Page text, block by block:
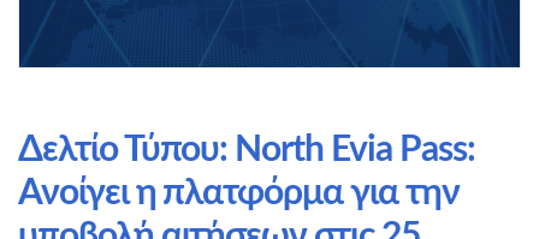
Δελτίο Τύπου: North Evia Pass:
Ανοίγει η πλατφόρμα για την